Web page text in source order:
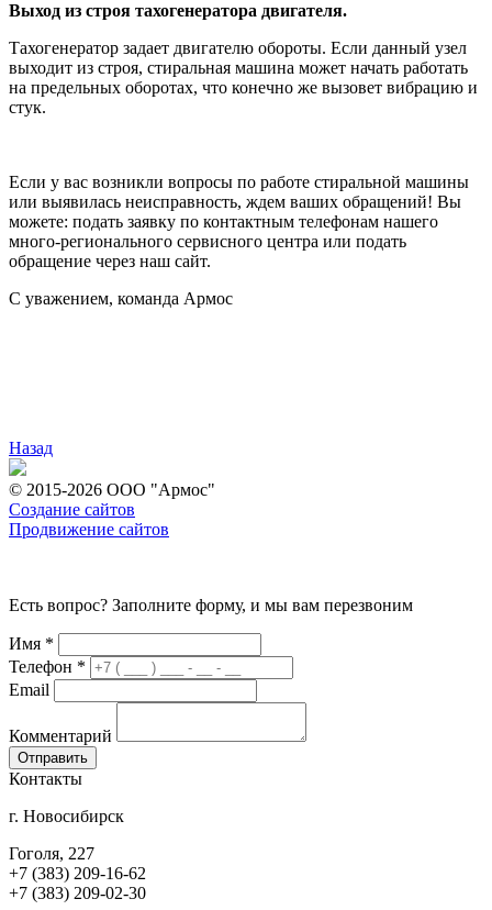
Выход из строя тахогенератора двигателя.
Тахогенератор задает двигателю обороты. Если данный узел
выходит из строя, стиральная машина может начать работать
на предельных оборотах, что конечно же вызовет вибрацию и
стук.
Если у вас возникли вопросы по работе стиральной машины
или выявилась неисправность, ждем ваших обращений! Вы
можете: подать заявку по контактным телефонам нашего
много-регионального сервисного центра или подать
обращение через наш сайт.
С уважением, команда Армос
Назад
© 2015-2026 ООО "Армос"
Создание сайтов
Продвижение сайтов
Есть вопрос? Заполните форму, и мы вам перезвоним
Имя *
Телефон *
Email
Комментарий
Контакты
г. Новосибирск
Гоголя, 227
+7 (383) 209-16-62
+7 (383) 209-02-30